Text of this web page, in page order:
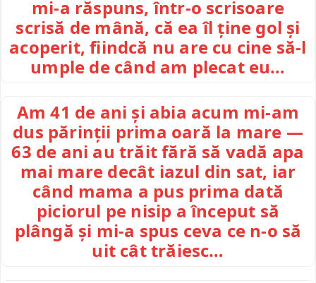
mi-a răspuns, într-o scrisoare
scrisă de mână, că ea îl ține gol și
acoperit, fiindcă nu are cu cine să-l
umple de când am plecat eu…
Am 41 de ani și abia acum mi-am
dus părinții prima oară la mare —
63 de ani au trăit fără să vadă apa
mai mare decât iazul din sat, iar
când mama a pus prima dată
piciorul pe nisip a început să
plângă și mi-a spus ceva ce n-o să
uit cât trăiesc…